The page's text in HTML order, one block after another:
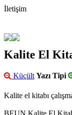
İletişim
Kalite El
Küçült Yazı Tipi
Kalite el kitabı
BEUN Kalite El